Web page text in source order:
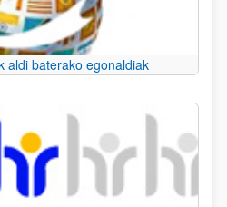
aldi baterako egonaldiak